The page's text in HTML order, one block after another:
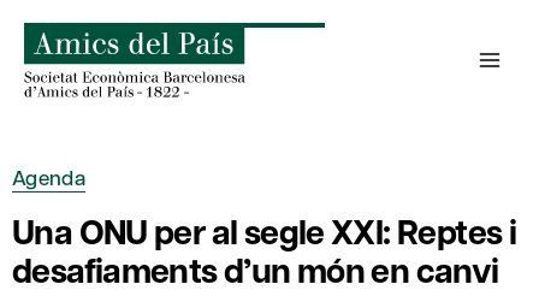
content
Agenda
Una ONU per al segle XXI: Reptes i
desafiaments d’un món en canvi